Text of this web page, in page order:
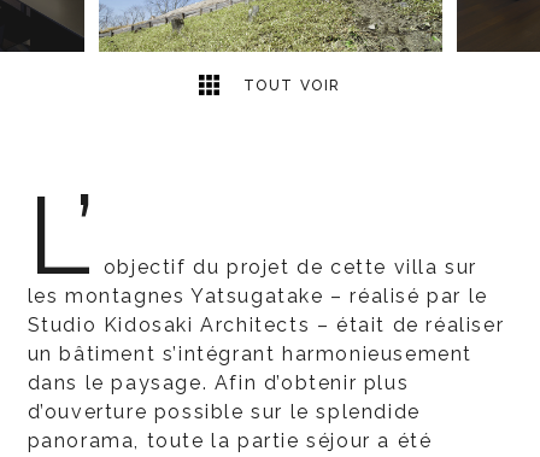
TOUT VOIR
L’
objectif du projet de cette villa sur
les montagnes Yatsugatake – réalisé par le
Studio Kidosaki Architects – était de réaliser
un bâtiment s’intégrant harmonieusement
dans le paysage. Afin d’obtenir plus
d’ouverture possible sur le splendide
panorama, toute la partie séjour a été